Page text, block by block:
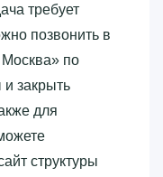
требует
позвонить в
по
закрыть
для
структуры